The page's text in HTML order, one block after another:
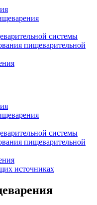
системы
пищеварительной
системы
пищеварительной
источниках